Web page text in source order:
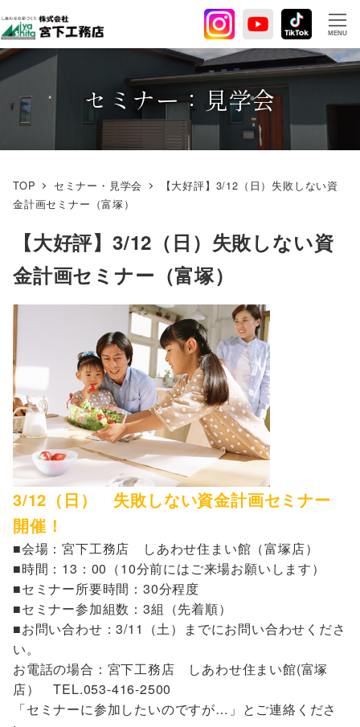
イ
ン
テ
ツ
MENU
セミナー：見学会
TOP セミナー・見学会
【大好評】3/12（日）失敗しない資
金計画セミナー（富塚）
【大好評】3/12（日）失敗しない資
金計画セミナー（富塚）
3/12（日） 失敗しない資金計画セミナー
開催！
■会場：宮下工務店 しあわせ住まい館（富塚店）
■時間：13：00（10分前にはご来場お願いします）
■セミナー所要時間：30分程度
■セミナー参加組数：3組（先着順）
■お問い合わせ：3/11（土）までにお問い合わせくださ
い。
お電話の場合：宮下工務店 しあわせ住まい館(富塚
店） TEL.053-416-2500
「セミナーに参加したいのですが…」とご連絡くださ